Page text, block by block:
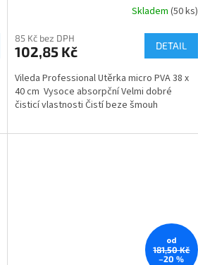
produktu
je
z
5
hvězdiček.
Skladem (50 ks)
85 Kč bez DPH
102,85 Kč DETAIL
Vileda Professional Utěrka micro PVA 38 x
40 cm Vysoce absorpční Velmi dobré
čisticí vlastnosti Čistí beze šmouh
od
181,50 Kč
–20 %